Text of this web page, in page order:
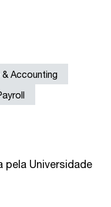
& Accounting
pela Universidade